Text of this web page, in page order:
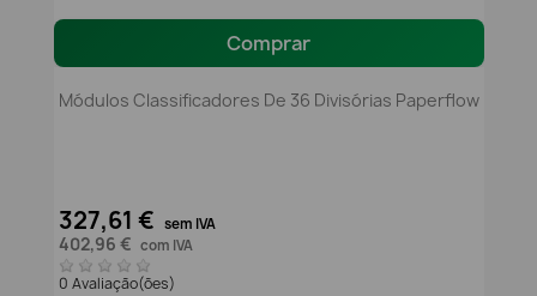
Comprar
Módulos Classificadores De 36 Divisórias Paperflow
327,61 € sem IVA
402,96 € com IVA
0 Avaliação(ões)